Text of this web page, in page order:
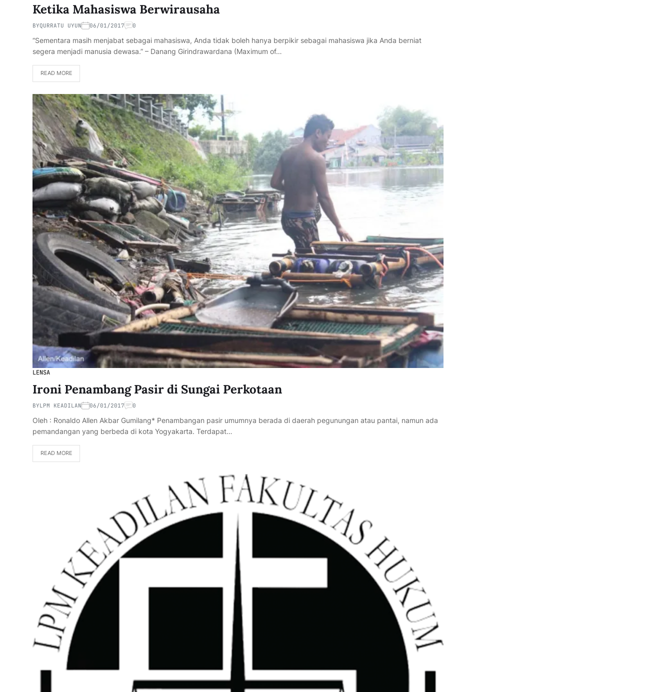
Ketika Mahasiswa Berwirausaha
BYQURRATU UYUN 06/01/2017 0
“Sementara masih menjabat sebagai mahasiswa, Anda tidak boleh hanya berpikir sebagai mahasiswa jika Anda berniat
segera menjadi manusia dewasa.” – Danang Girindrawardana (Maximum of…
READ MORE
LENSA
Ironi Penambang Pasir di Sungai Perkotaan
BYLPM KEADILAN 06/01/2017 0
Oleh : Ronaldo Allen Akbar Gumilang* Penambangan pasir umumnya berada di daerah pegunungan atau pantai, namun ada
pemandangan yang berbeda di kota Yogyakarta. Terdapat…
READ MORE